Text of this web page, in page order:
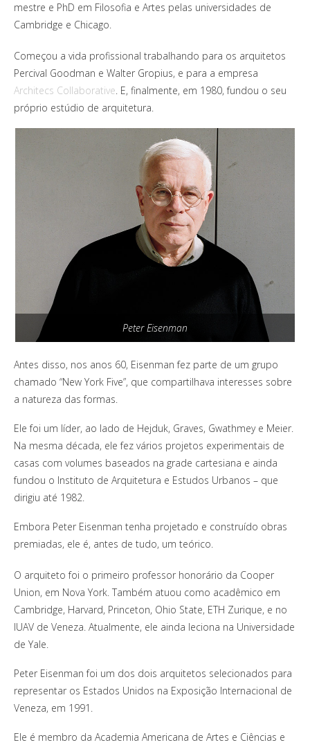
mestre e PhD em Filosofia e Artes pelas universidades de
Cambridge e Chicago.
Começou a vida profissional trabalhando para os arquitetos
Percival Goodman e Walter Gropius, e para a empresa
Architecs Collaborative. E, finalmente, em 1980, fundou o seu
próprio estúdio de arquitetura.
Peter Eisenman
Antes disso, nos anos 60, Eisenman fez parte de um grupo
chamado “New York Five”, que compartilhava interesses sobre
a natureza das formas.
Ele foi um líder, ao lado de Hejduk, Graves, Gwathmey e Meier.
Na mesma década, ele fez vários projetos experimentais de
casas com volumes baseados na grade cartesiana e ainda
fundou o Instituto de Arquitetura e Estudos Urbanos – que
dirigiu até 1982.
Embora Peter Eisenman tenha projetado e construído obras
premiadas, ele é, antes de tudo, um teórico.
O arquiteto foi o primeiro professor honorário da Cooper
Union, em Nova York. Também atuou como acadêmico em
Cambridge, Harvard, Princeton, Ohio State, ETH Zurique, e no
IUAV de Veneza. Atualmente, ele ainda leciona na Universidade
de Yale.
Peter Eisenman foi um dos dois arquitetos selecionados para
representar os Estados Unidos na Exposição Internacional de
Veneza, em 1991.
Ele é membro da Academia Americana de Artes e Ciências e